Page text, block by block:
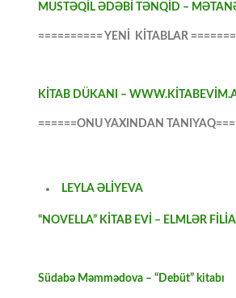
MÜSTƏQİL ƏDƏBİ TƏNQİD –
========== YENİ KİTABLAR
KİTAB DÜKANI –
======ONU YAXINDAN
LEYLA ƏLİYEVA
“NOVELLA” KİTAB EVİ – ELMLƏR
Südabə Məmmədova – “Debüt” kitabı